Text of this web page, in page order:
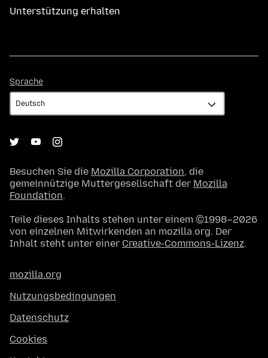
Unterstützung erhalten
Sprache
Besuchen Sie die Mozilla Corporation, die
gemeinnützige Muttergesellschaft der Mozilla
Foundation.
Teile dieses Inhalts stehen unter einem ©1998–2026
von einzelnen Mitwirkenden an mozilla.org. Der
Inhalt steht unter einer Creative-Commons-Lizenz.
mozilla.org
Nutzungsbedingungen
Datenschutz
Cookies